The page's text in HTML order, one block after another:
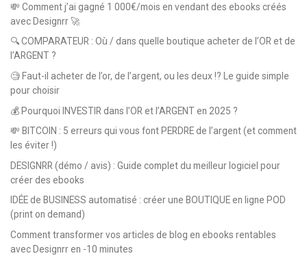
💸 Comment j’ai gagné 1 000€/mois en vendant des ebooks créés
avec Designrr 🚀
🔍 COMPARATEUR : Où / dans quelle boutique acheter de l’OR et de
l’ARGENT ?
🧐 Faut-il acheter de l’or, de l’argent, ou les deux !? Le guide simple
pour choisir
💰 Pourquoi INVESTIR dans l’OR et l’ARGENT en 2025 ?
💸 BITCOIN : 5 erreurs qui vous font PERDRE de l’argent (et comment
les éviter !)
DESIGNRR (démo / avis) : Guide complet du meilleur logiciel pour
créer des ebooks
IDÉE de BUSINESS automatisé : créer une BOUTIQUE en ligne POD
(print on demand)
Comment transformer vos articles de blog en ebooks rentables
avec Designrr en -10 minutes